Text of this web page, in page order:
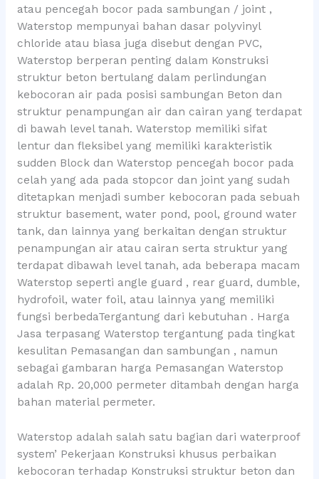
atau pencegah bocor pada sambungan / joint ,
Waterstop mempunyai bahan dasar polyvinyl
chloride atau biasa juga disebut dengan PVC,
Waterstop berperan penting dalam Konstruksi
struktur beton bertulang dalam perlindungan
kebocoran air pada posisi sambungan Beton dan
struktur penampungan air dan cairan yang terdapat
di bawah level tanah. Waterstop memiliki sifat
lentur dan fleksibel yang memiliki karakteristik
sudden Block dan Waterstop pencegah bocor pada
celah yang ada pada stopcor dan joint yang sudah
ditetapkan menjadi sumber kebocoran pada sebuah
struktur basement, water pond, pool, ground water
tank, dan lainnya yang berkaitan dengan struktur
penampungan air atau cairan serta struktur yang
terdapat dibawah level tanah, ada beberapa macam
Waterstop seperti angle guard , rear guard, dumble,
hydrofoil, water foil, atau lainnya yang memiliki
fungsi berbedaTergantung dari kebutuhan . Harga
Jasa terpasang Waterstop tergantung pada tingkat
kesulitan Pemasangan dan sambungan , namun
sebagai gambaran harga Pemasangan Waterstop
adalah Rp. 20,000 permeter ditambah dengan harga
bahan material permeter.
Waterstop adalah salah satu bagian dari waterproof
system’ Pekerjaan Konstruksi khusus perbaikan
kebocoran terhadap Konstruksi struktur beton dan